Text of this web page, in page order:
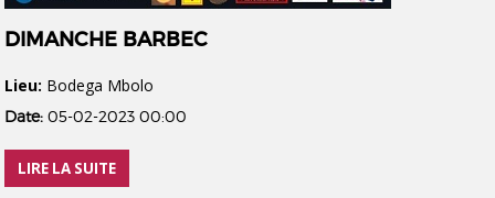
DIMANCHE BARBEC
Lieu: Bodega Mbolo
Date: 05-02-2023 00:00
LIRE LA SUITE